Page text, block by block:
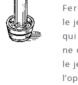
le
ne
le